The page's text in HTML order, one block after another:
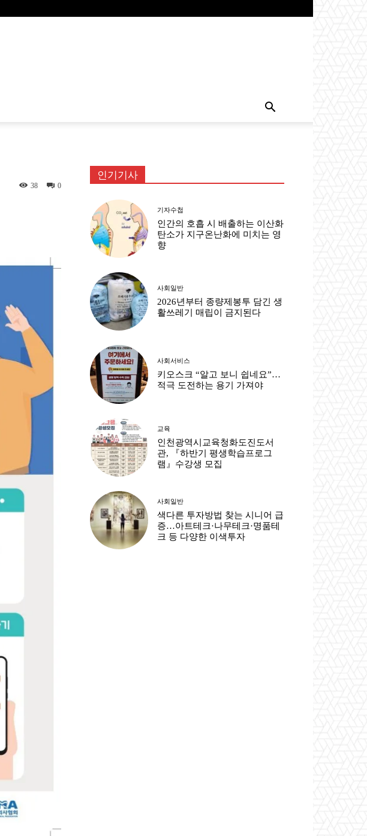
0
38
인기기사
기자수첩
인간의 호흡 시 배출하는 이산화
탄소가 지구온난화에 미치는 영
향
사회일반
2026년부터 종량제봉투 담긴 생
활쓰레기 매립이 금지된다
사회서비스
키오스크 “알고 보니 쉽네요”…
적극 도전하는 용기 가져야
교육
인천광역시교육청화도진도서
관, 『하반기 평생학습프로그
램』수강생 모집
사회일반
색다른 투자방법 찾는 시니어 급
증…아트테크·나무테크·명품테
크 등 다양한 이색투자